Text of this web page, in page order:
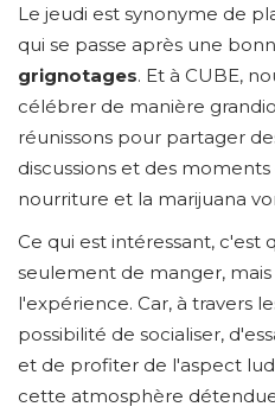
Le jeudi est synonyme de
qui se passe après une
grignotages. Et à CUBE,
célébrer de manière
réunissons pour partager
discussions et des
nourriture et la marijuana
Ce qui est intéressant, c'est
seulement de manger,
l'expérience. Car, à travers
possibilité de socialiser,
et de profiter de l'aspect
cette atmosphère